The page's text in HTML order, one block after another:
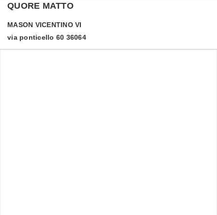
QUORE MATTO
MASON VICENTINO VI
via ponticello 60 36064